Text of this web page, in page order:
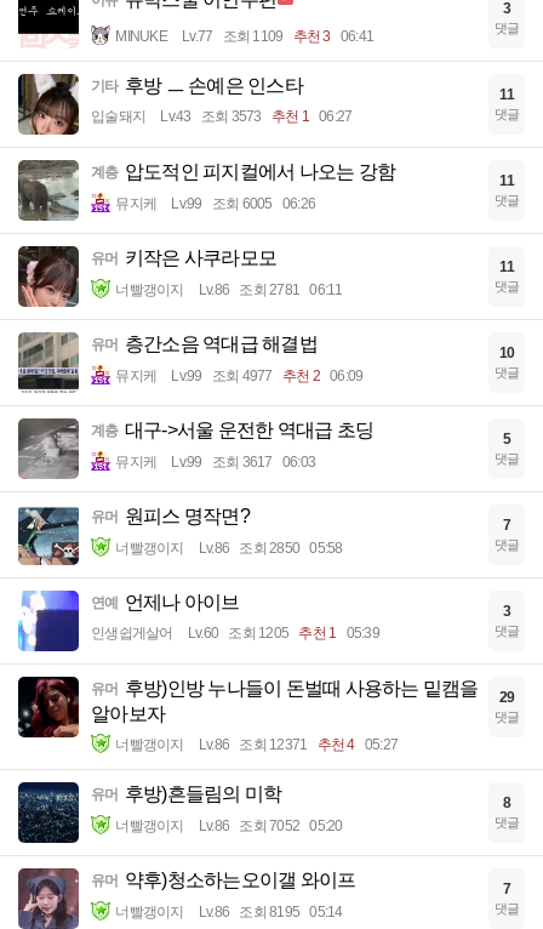
MINUKE Lv.77 조회 1109 추천 3 06:41
3
댓글
기타 후방 ㅡ 손예은 인스타
입술돼지 Lv.43 조회 3573 추천 1 06:27
11
댓글
계층 압도적인 피지컬에서 나오는 강함
뮤지케 Lv.99 조회 6005 06:26
11
댓글
유머 키작은 사쿠라모모
너빨갱이지 Lv.86 조회 2781 06:11
11
댓글
유머 층간소음 역대급 해결법
뮤지케 Lv.99 조회 4977 추천 2 06:09
10
댓글
계층 대구->서울 운전한 역대급 초딩
뮤지케 Lv.99 조회 3617 06:03
5
댓글
유머 원피스 명작면?
너빨갱이지 Lv.86 조회 2850 05:58
7
댓글
연예 언제나 아이브
인생쉽게살어 Lv.60 조회 1205 추천 1 05:39
3
댓글
유머 후방)인방 누나들이 돈벌때 사용하는 밑캠을
알아보자
너빨갱이지 Lv.86 조회 12371 추천 4 05:27
29
댓글
유머 후방)흔들림의 미학
너빨갱이지 Lv.86 조회 7052 05:20
8
댓글
유머 약후)청소하는오이갤 와이프
너빨갱이지 Lv.86 조회 8195 05:14
7
댓글